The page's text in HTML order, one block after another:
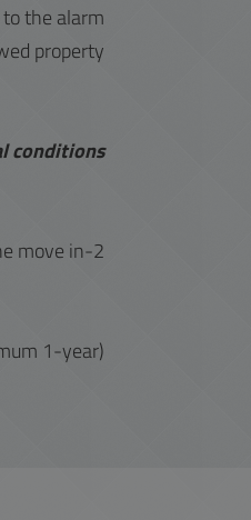
the alarm
property.
conditions:
2-month deposit and the first month rental fee is payable until the move in.
1-year)!